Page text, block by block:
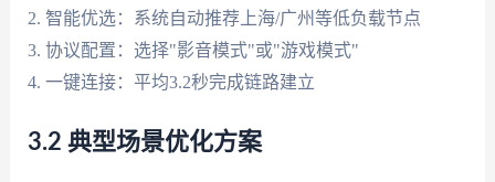
2. 智能优选：系统自动推荐上海/广州等低负载节点
3. 协议配置：选择"影音模式"或"游戏模式"
4. 一键连接：平均3.2秒完成链路建立
3.2 典型场景优化方案